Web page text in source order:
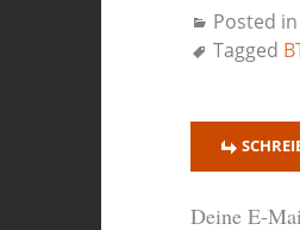
Posted in
Tagged
Deine E-